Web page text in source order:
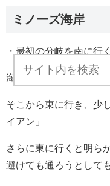
ミノーズ海岸
・最初の分岐を南に行
海岸沿いに宝箱「魚鱗」
そこから東に行き、少
イアン」
さらに東に行くと明ら
避けても通ろうとして